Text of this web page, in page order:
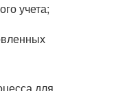
учета;